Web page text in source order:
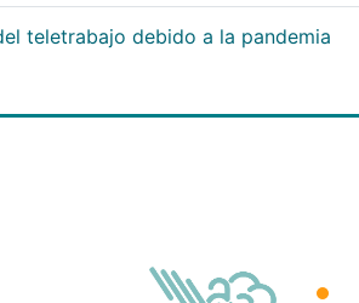
teletrabajo debido a la pandemia